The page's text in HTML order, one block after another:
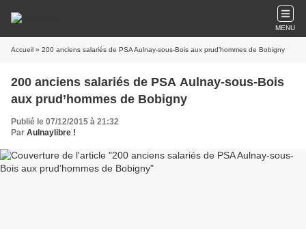
MENU
Accueil » 200 anciens salariés de PSA Aulnay-sous-Bois aux prud’hommes de Bobigny
200 anciens salariés de PSA Aulnay-sous-Bois
aux prud’hommes de Bobigny
Publié le 07/12/2015 à 21:32
Par Aulnaylibre !